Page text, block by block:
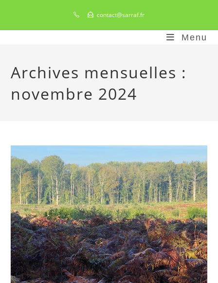
content
contact@sarraf.fr
Menu
Archives mensuelles :
novembre 2024